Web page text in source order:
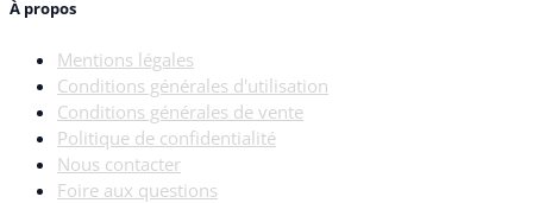
À propos
Mentions légales
Conditions générales d'utilisation
Conditions générales de vente
Politique de confidentialité
Nous contacter
Foire aux questions